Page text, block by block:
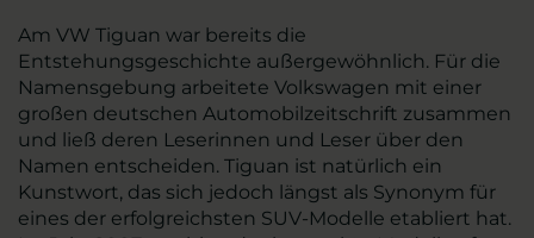
Am VW Tiguan war bereits die
Entstehungsgeschichte außergewöhnlich. Für die
Namensgebung arbeitete Volkswagen mit einer
großen deutschen Automobilzeitschrift zusammen
und ließ deren Leserinnen und Leser über den
Namen entscheiden. Tiguan ist natürlich ein
Kunstwort, das sich jedoch längst als Synonym für
eines der erfolgreichsten SUV-Modelle etabliert hat.